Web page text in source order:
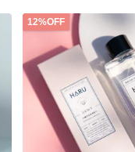
12%OFF